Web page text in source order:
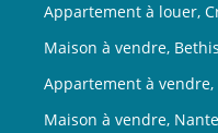
Appartement à louer,
Maison à vendre,
Appartement à vendre,
Maison à vendre,